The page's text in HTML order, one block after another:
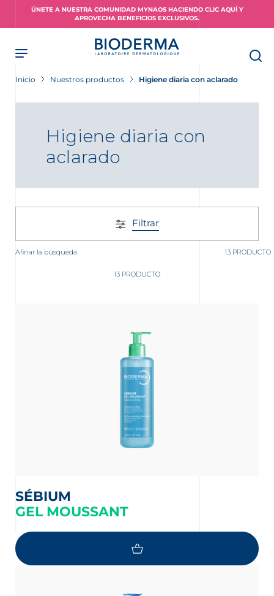
ÚNETE A NUESTRA COMUNIDAD MYNAOS HACIENDO CLIC AQUÍ Y
APROVECHA BENEFICIOS EXCLUSIVOS.
Inicio Nuestros productos Higiene diaria con aclarado
Higiene diaria con
aclarado
Filtrar
Afinar la búsqueda 13 PRODUCTO
13 PRODUCTO
SÉBIUM
GEL MOUSSANT